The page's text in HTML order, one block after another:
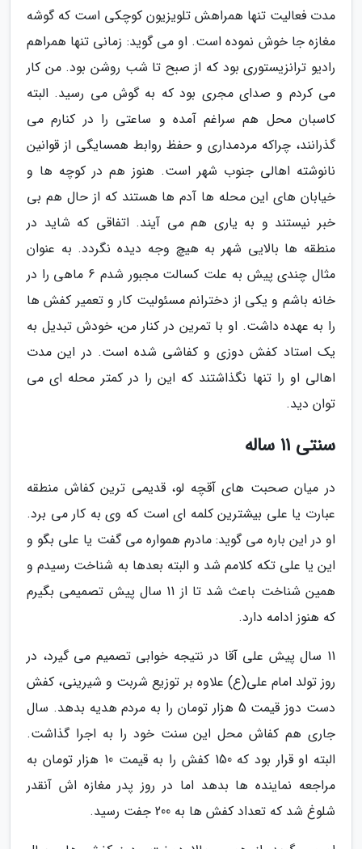
مدت فعالیت تنها همراهش تلویزیون کوچکی است که گوشه
مغازه جا خوش نموده است. او می گوید: زمانی تنها همراهم
رادیو ترانزیستوری بود که از صبح تا شب روشن بود. من کار
می کردم و صدای مجری بود که به گوش می رسید. البته
کاسبان محل هم سراغم آمده و ساعتی را در کنارم می
گذرانند، چراکه مردمداری و حفظ روابط همسایگی از قوانین
نانوشته اهالی جنوب شهر است. هنوز هم در کوچه ها و
خیابان های این محله ها آدم ها هستند که از حال هم بی
خبر نیستند و به یاری هم می آیند. اتفاقی که شاید در
منطقه ها بالایی شهر به هیچ وجه دیده نگردد. به عنوان
مثال چندی پیش به علت کسالت مجبور شدم 6 ماهی را در
خانه باشم و یکی از دخترانم مسئولیت کار و تعمیر کفش ها
را به عهده داشت. او با تمرین در کنار من، خودش تبدیل به
یک استاد کفش دوزی و کفاشی شده است. در این مدت
اهالی او را تنها نگذاشتند که این را در کمتر محله ای می
توان دید.
سنتی 11 ساله
در میان صحبت های آقچه لو، قدیمی ترین کفاش منطقه
عبارت یا علی بیشترین کلمه ای است که وی به کار می برد.
او در این باره می گوید: مادرم همواره می گفت یا علی بگو و
این یا علی تکه کلامم شد و البته بعدها به شناخت رسیدم و
همین شناخت باعث شد تا از 11 سال پیش تصمیمی بگیرم
که هنوز ادامه دارد.
11 سال پیش علی آقا در نتیجه خوابی تصمیم می گیرد، در
روز تولد امام علی(ع) علاوه بر توزیع شربت و شیرینی، کفش
دست دوز قیمت 5 هزار تومان را به مردم هدیه بدهد. سال
جاری هم کفاش محل این سنت خود را به اجرا گذاشت.
البته او قرار بود که 150 کفش را به قیمت 10 هزار تومان به
مراجعه نماینده ها بدهد اما در روز پدر مغازه اش آنقدر
شلوغ شد که تعداد کفش ها به 200 جفت رسید.